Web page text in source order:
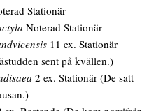
Stationär
Noterad Stationär
11 ex. Stationär
sent på kvällen.)
2 ex. Stationär(De satt